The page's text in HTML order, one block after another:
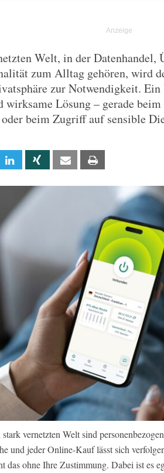
Welt, in der Datenhandel,
zum Alltag gehören, wird
zur Notwendigkeit.
wirksame Lösung – gerade
beim Zugriff auf sensible
Linkedin Xing Email
vernetzten Welt sind
und jeder Online-Kauf lässt sich
das ohne Ihre Zustimmung. Dabei ist es